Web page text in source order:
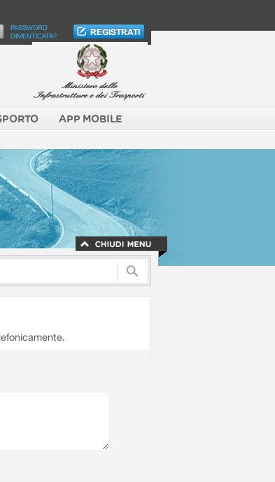
PASSWORD
DIMENTICATA?
APP MOBILE